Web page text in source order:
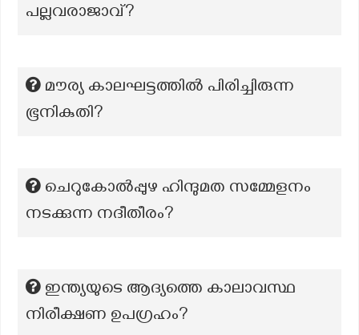
പല്ലവരാജാവ്?
മൗര്യ കാലഘട്ടത്തിൽ പിരിച്ചിരുന്ന
ഭൂനികുതി?
ചെറുകോൽപ്പുഴ ഹിന്ദുമത സമ്മേളനം
നടക്കുന്ന നദീതീരം?
ഇന്ത്യയുടെ ആദ്യത്തെ കാലാവസ്ഥ
നിരീക്ഷണ ഉപഗ്രഹം?